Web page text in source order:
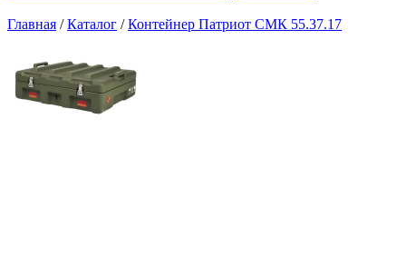
Главная / Каталог / Контейнер Патриот СМК 55.37.17